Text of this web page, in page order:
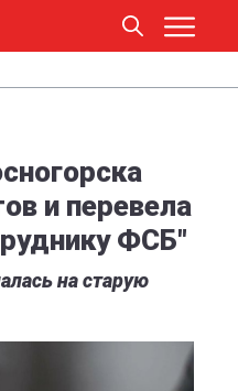
и перевела
ФСБ"
на старую